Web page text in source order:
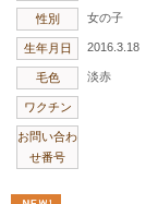
性別 女の子
生年月日 2016.3.18
毛色 淡赤
ワクチン
お問い合わ
せ番号